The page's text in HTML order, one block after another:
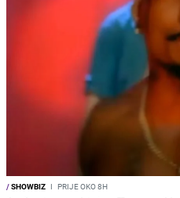
/SHOWBIZ I PRIJE OKO 8H